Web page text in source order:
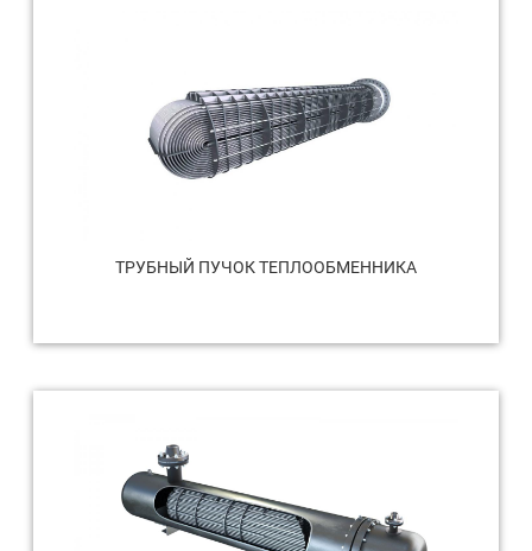
ТРУБНЫЙ ПУЧОК ТЕПЛООБМЕННИКА